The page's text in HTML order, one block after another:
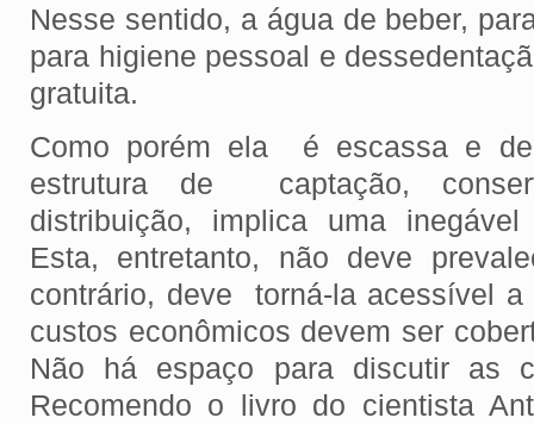
Nesse sentido, a água de beber,
para higiene pessoal e
gratuita.
Como porém ela é escassa e
estrutura de captação,
distribuição, implica uma inegável
Esta, entretanto, não deve
contrário, deve torná-la acessível
custos econômicos devem ser
Não há espaço para discutir as
Recomendo o livro do cientista